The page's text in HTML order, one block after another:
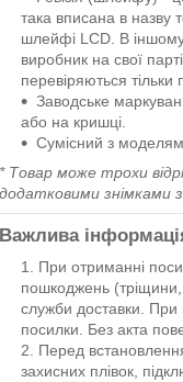
така вписана в назву
шлейфі LCD. В
виробник на свої
перевіряються тільки
Заводське
або на кришці.
Сумісний з
* Товар може трохи
додатковими знімками
Важлива
При отриманні
пошкоджень (тріщини,
служби доставки. При
посилки. Без акта
Перед
захисних плівок,